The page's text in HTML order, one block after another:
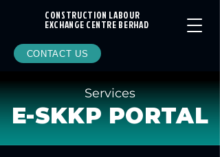
CONSTRUCTION LABOUR
EXCHANGE CENTRE BERHAD
CONTACT US
Services
E-SKKP PORTAL